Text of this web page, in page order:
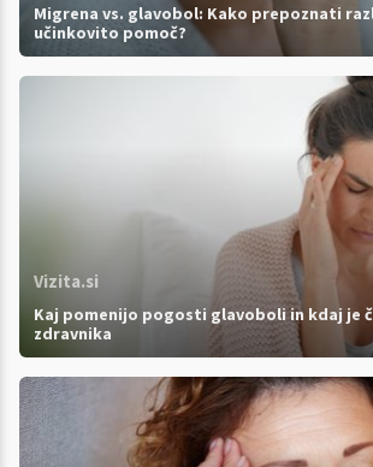
Migrena vs. glavobol: Kako prepoznati
učinkovito pomoč?
Vizita.si
Kaj pomenijo pogosti glavoboli in kdaj je
zdravnika